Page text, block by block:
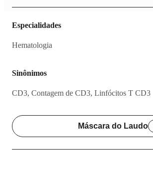
Sinônimos
CD3, Contagem de CD3, Linfócitos T CD3
Especialidades
Hematologia
Máscara do Laudo